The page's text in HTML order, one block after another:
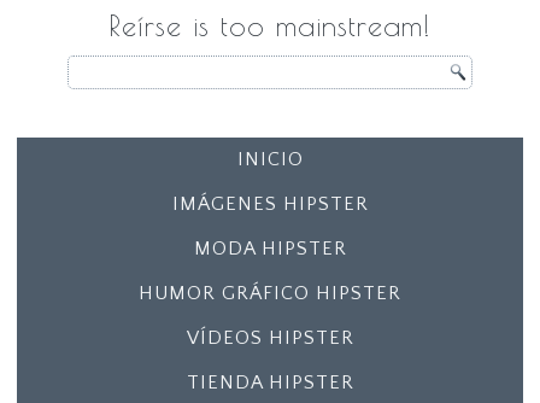
Reírse is too mainstream!
INICIO
IMÁGENES HIPSTER
MODA HIPSTER
HUMOR GRÁFICO HIPSTER
VÍDEOS HIPSTER
TIENDA HIPSTER